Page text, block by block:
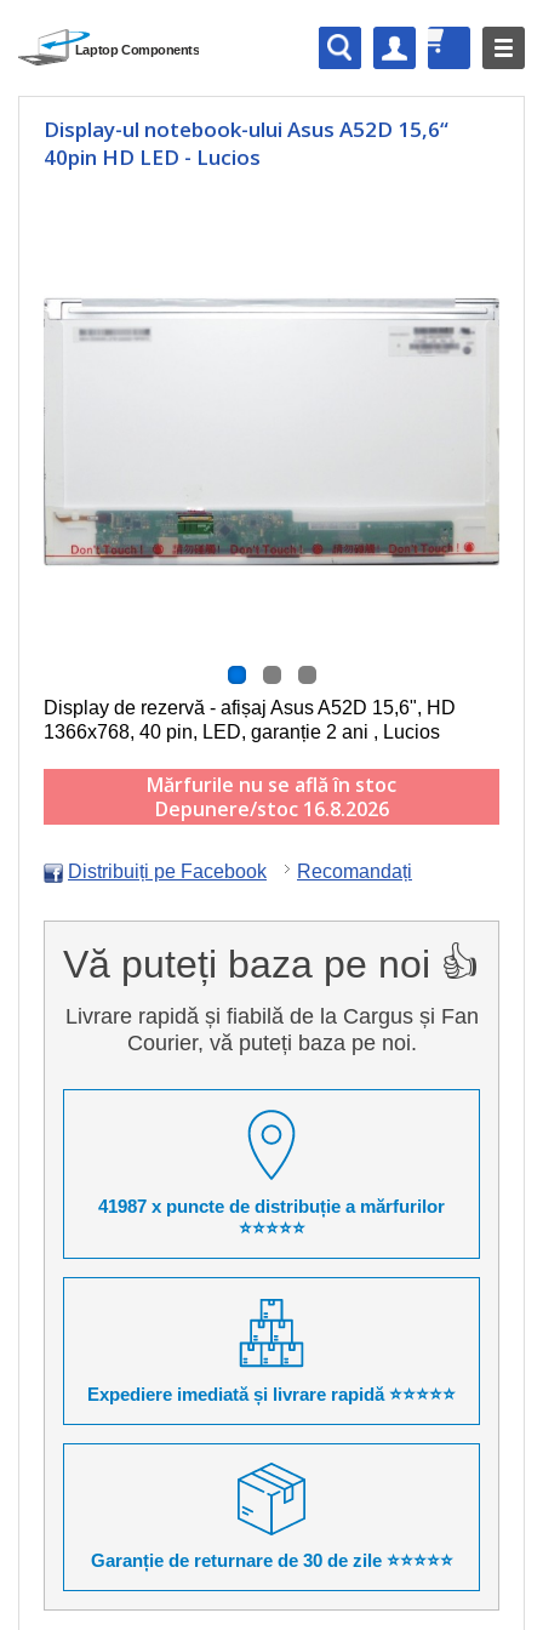
Display-ul notebook-ului Asus A52D 15,6“
40pin HD LED - Lucios
Display de rezervă - afișaj Asus A52D 15,6", HD
1366x768, 40 pin, LED, garanție 2 ani , Lucios
Mărfurile nu se află în stoc
Depunere/stoc 16.8.2026
Distribuiți pe Facebook Recomandați
Vă puteți baza pe noi 👍
Livrare rapidă și fiabilă de la Cargus și Fan
Courier, vă puteți baza pe noi.
41987 x puncte de distribuție a mărfurilor
⭐⭐⭐⭐⭐
Expediere imediată și livrare rapidă ⭐⭐⭐⭐⭐
Garanție de returnare de 30 de zile ⭐⭐⭐⭐⭐